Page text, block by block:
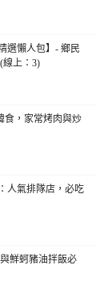
選懶人包】- 鄉民
線上：3)
食，家常烤肉與炒
人氣排隊店，必吃
鮮蚵豬油拌飯必